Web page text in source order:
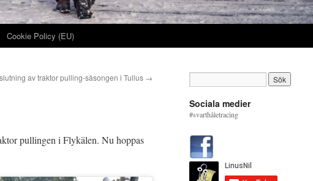
Cookie Policy (EU)
av traktor pulling-säsongen i Tullus →
pullingen i Flykälen. Nu hoppas
Sociala medier
#svarthåletracing